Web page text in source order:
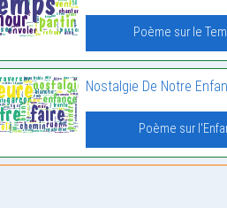
Poème sur le
Nostalgie De Notre
Poème sur